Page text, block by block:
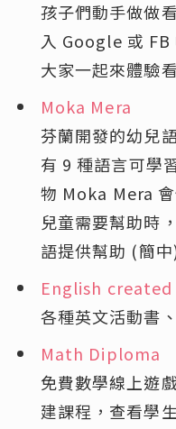
孩子們動手做做
入 Google 或 FB
大家一起來體驗
Moka Mera
芬蘭開發的幼兒
有 9 種語言可學
物 Moka Mera
兒童需要幫助時
語提供幫助 (簡
English
各種英文活動書
Math Diploma
免費數學線上遊
建課程，查看學